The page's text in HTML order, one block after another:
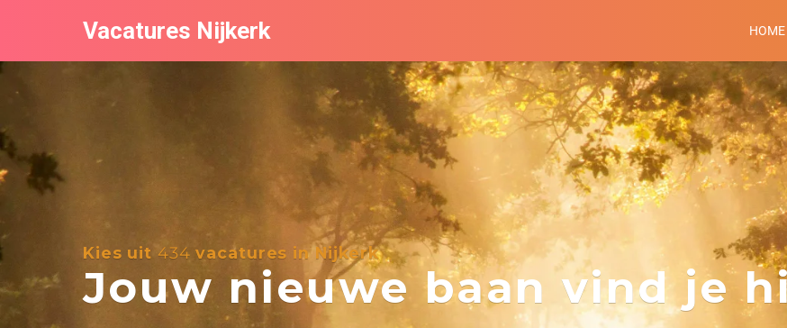
Vacatures Nijkerk HOME
Kies uit 434 vacatures in Nijkerk
Jouw nieuwe baan vind je